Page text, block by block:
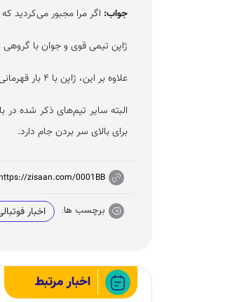
جواب: اگر مرا مجبور می‌کردید
ژاپن تیمی قوی و جوان با گروهی
علاوه بر این، ژاپن با ۴ بار قهرمانی در جام ملت‌های آسیا، سابقه غنی برای کسب موفقیت در جام ملت‌های آسیا را دارد.
البته سایر تیم‌های ذکر شده در
برای بالای سر بردن جام دارد.
zisaan.com/0001BB
برچسب ها: اخبار
اخبار مرتبط